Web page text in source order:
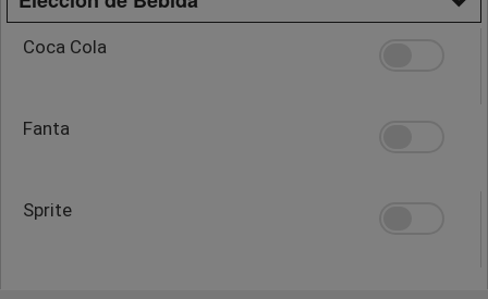
Coca Cola
Fanta
Sprite